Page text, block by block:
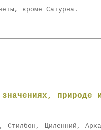
кроме Сатурна.
природе
Стилбон, Циленний,